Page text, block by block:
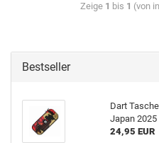
Zeige 1 bis 1 (von
Bestseller
Dart
Japan 2025
24,95 EUR